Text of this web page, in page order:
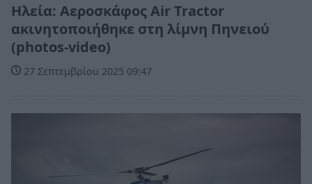
Ηλεία: Αεροσκάφος Air Tractor
ακινητοποιήθηκε στη λίμνη Πηνειού
(photos-video)
27 Σεπτεμβρίου 2025 09:47